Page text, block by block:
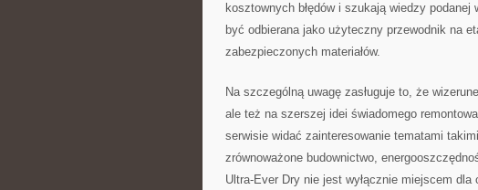
kosztownych błędów i szukają wiedzy
być odbierana jako użyteczny przewodnik na
zabezpieczonych materiałów.
Na szczególną uwagę zasługuje to, że
ale też na szerszej idei świadomego
serwisie widać zainteresowanie tematami
zrównoważone budownictwo,
Ultra-Ever Dry nie jest wyłącznie miejscem